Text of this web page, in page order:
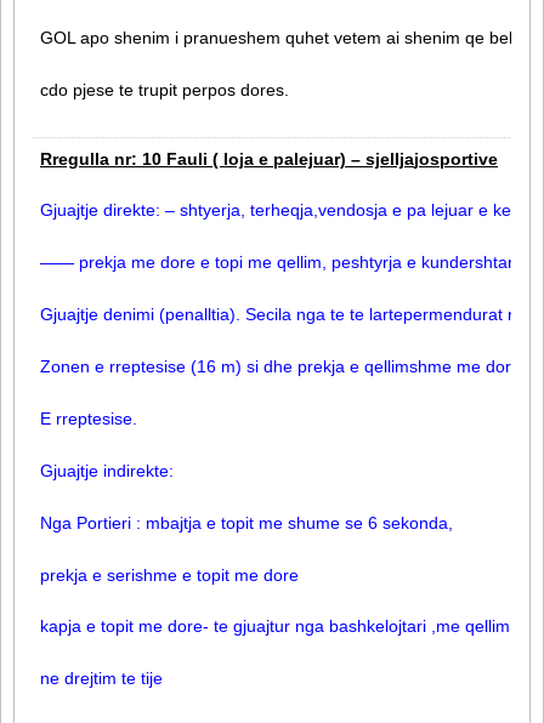
GOL apo shenim i pranueshem quhet vetem ai shenim qe behet
cdo pjese te trupit perpos dores.
Rregulla nr: 10 Fauli ( loja e palejuar) – sjelljajosportive
Gjuajtje direkte: – shtyerja, terheqja,vendosja e pa lejuar e
—— prekja me dore e topi me qellim, peshtyrja e kundershtarit
Gjuajtje denimi (penalltia). Secila nga te te lartepermendurat
Zonen e rreptesise (16 m) si dhe prekja e qellimshme me dore e
E rreptesise.
Gjuajtje indirekte:
Nga Portieri : mbajtja e topit me shume se 6 sekonda,
prekja e serishme e topit me dore
kapja e topit me dore- te gjuajtur nga bashkelojtari ,me qellim
ne drejtim te tije